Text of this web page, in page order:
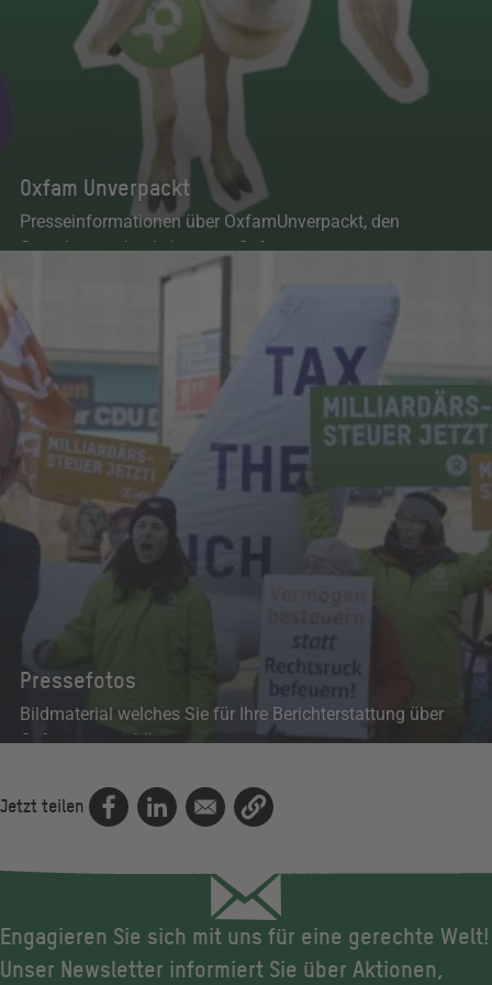
Oxfam Unverpackt
Presseinformationen über OxfamUnverpackt, den
Spendengeschenkshop von Oxfam.
OxfamUnverpackt
Pressefotos
Bildmaterial welches Sie für Ihre Berichterstattung über
Oxfam nutzen können.
Jetzt teilen
Engagieren Sie sich mit uns für eine gerechte Welt!
Unser Newsletter informiert Sie über Aktionen,